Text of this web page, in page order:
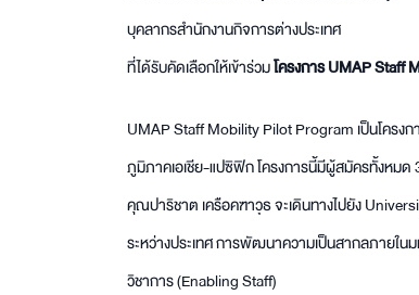
บุคลากรสำนักงานกิจการต่างประเทศ
ที่ได้รับคัดเลือกให้เข้าร่วมโครงการ UMAP Staff
UMAP Staff Mobility Pilot Program เป็นโครง
ภูมิภาคเอเชีย-แปซิฟิก โครงการนี้มีผู้สมัครทั้งหมด
คุณปาริชาต เครือคฑาวุธ จะเดินทางไปยัง
ระหว่างประเทศ การพัฒนาความเป็นสากลภาย
วิชาการ (Enabling Staff)